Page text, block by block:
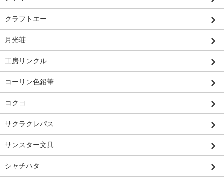
クラフトエー
月光荘
工房リンクル
コーリン色鉛筆
コクヨ
サクラクレパス
サンスター文具
シャチハタ